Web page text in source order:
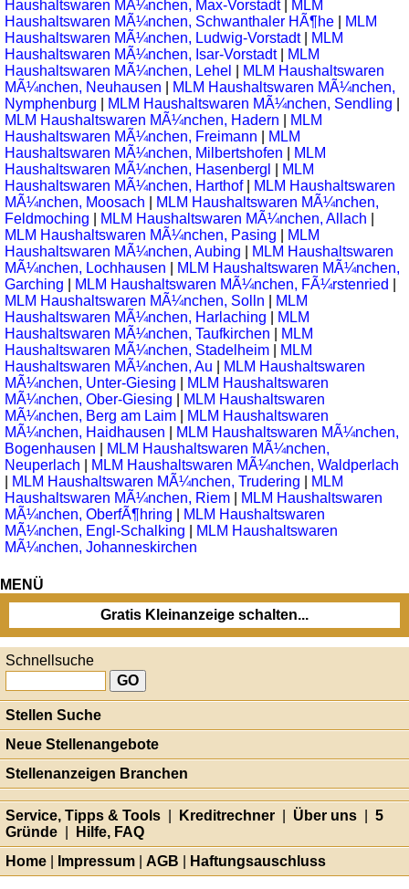
Haushaltswaren MÃ¼nchen, Max-Vorstadt
MLM
Haushaltswaren MÃ¼nchen, Schwanthaler HÃ¶he
MLM
Haushaltswaren MÃ¼nchen, Ludwig-Vorstadt
MLM
Haushaltswaren MÃ¼nchen, Isar-Vorstadt
MLM
Haushaltswaren MÃ¼nchen, Lehel
MLM Haushaltswaren
MÃ¼nchen, Neuhausen
MLM Haushaltswaren MÃ¼nchen,
Nymphenburg
MLM Haushaltswaren MÃ¼nchen, Sendling
MLM Haushaltswaren MÃ¼nchen, Hadern
MLM
Haushaltswaren MÃ¼nchen, Freimann
MLM
Haushaltswaren MÃ¼nchen, Milbertshofen
MLM
Haushaltswaren MÃ¼nchen, Hasenbergl
MLM
Haushaltswaren MÃ¼nchen, Harthof
MLM Haushaltswaren
MÃ¼nchen, Moosach
MLM Haushaltswaren MÃ¼nchen,
Feldmoching
MLM Haushaltswaren MÃ¼nchen, Allach
MLM Haushaltswaren MÃ¼nchen, Pasing
MLM
Haushaltswaren MÃ¼nchen, Aubing
MLM Haushaltswaren
MÃ¼nchen, Lochhausen
MLM Haushaltswaren MÃ¼nchen,
Garching
MLM Haushaltswaren MÃ¼nchen, FÃ¼rstenried
MLM Haushaltswaren MÃ¼nchen, Solln
MLM
Haushaltswaren MÃ¼nchen, Harlaching
MLM
Haushaltswaren MÃ¼nchen, Taufkirchen
MLM
Haushaltswaren MÃ¼nchen, Stadelheim
MLM
Haushaltswaren MÃ¼nchen, Au
MLM Haushaltswaren
MÃ¼nchen, Unter-Giesing
MLM Haushaltswaren
MÃ¼nchen, Ober-Giesing
MLM Haushaltswaren
MÃ¼nchen, Berg am Laim
MLM Haushaltswaren
MÃ¼nchen, Haidhausen
MLM Haushaltswaren MÃ¼nchen,
Bogenhausen
MLM Haushaltswaren MÃ¼nchen,
Neuperlach
MLM Haushaltswaren MÃ¼nchen, Waldperlach
MLM Haushaltswaren MÃ¼nchen, Trudering
MLM
Haushaltswaren MÃ¼nchen, Riem
MLM Haushaltswaren
MÃ¼nchen, OberfÃ¶hring
MLM Haushaltswaren
MÃ¼nchen, Engl-Schalking
MLM Haushaltswaren
MÃ¼nchen, Johanneskirchen
MENÜ
Gratis Kleinanzeige schalten...
Schnellsuche
Stellen Suche
Neue Stellenangebote
Stellenanzeigen Branchen
Service, Tipps & Tools Kreditrechner Über uns
5
Gründe
Hilfe, FAQ
Home
Impressum AGB Haftungsauschluss